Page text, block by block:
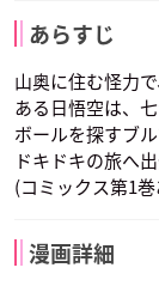
あらすじ
山奥に住む怪力
ある日悟空は、
ボールを探すブ
ドキドキの旅へ
(コミックス第1
漫画詳細